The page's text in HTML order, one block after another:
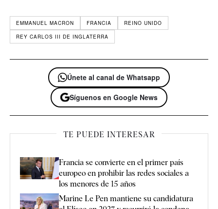
EMMANUEL MACRON FRANCIA
REINO UNIDO
REY CARLOS III DE INGLATERRA
Únete al canal de Whatsapp
Síguenos en Google News
TE PUEDE INTERESAR
Francia se convierte en el primer país
europeo en prohibir las redes sociales a
los menores de 15 años
Marine Le Pen mantiene su candidatura